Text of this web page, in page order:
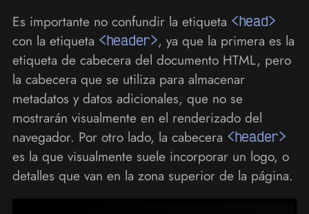
Es importante no confundir la etiqueta <head>
con la etiqueta <header>, ya que la primera es la
etiqueta de cabecera del documento HTML, pero
la cabecera que se utiliza para almacenar
metadatos y datos adicionales, que no se
mostrarán visualmente en el renderizado del
navegador. Por otro lado, la cabecera <header>
es la que visualmente suele incorporar un logo, o
detalles que van en la zona superior de la página.